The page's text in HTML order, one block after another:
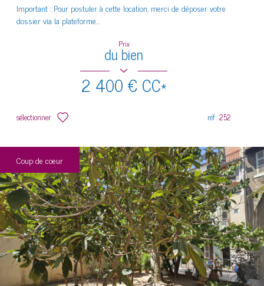
Important : Pour postuler à cette location, merci de déposer votre
dossier via la plateforme...
Prix
du bien
2 400 €CC*
sélectionner réf :252
Coup de coeur